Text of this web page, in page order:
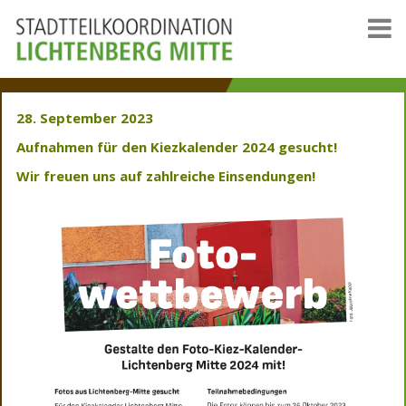
28. September 2023
Aufnahmen für den Kiezkalender 2024 gesucht!
Wir freuen uns auf zahlreiche Einsendungen!